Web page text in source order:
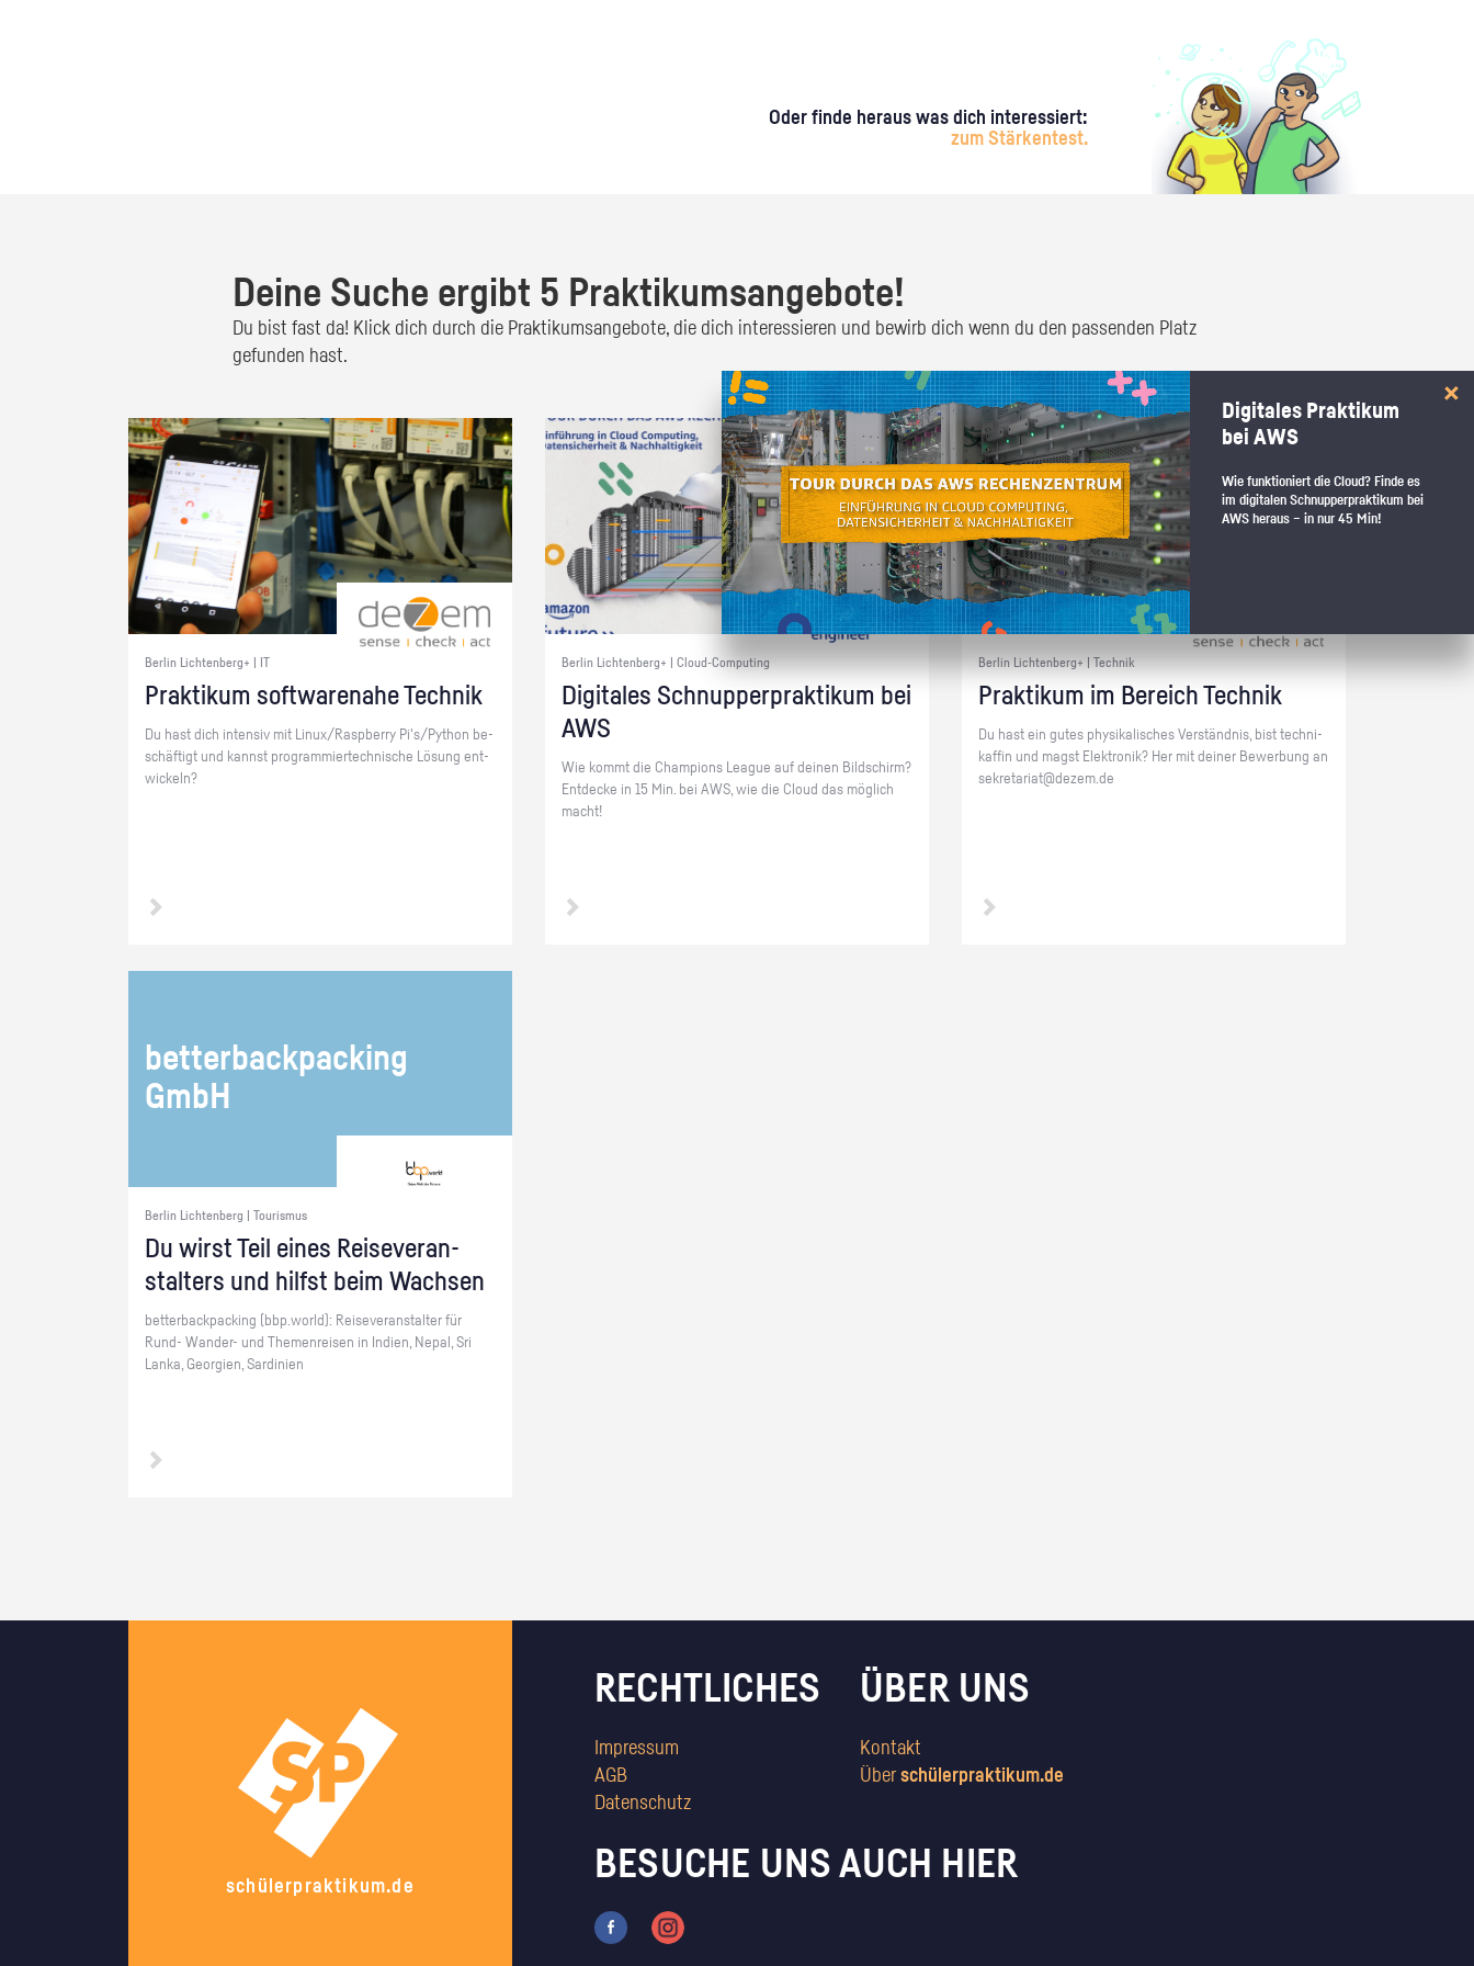
Oder finde heraus was dich interessiert:
zum Stärkentest.
Deine Suche ergibt 5 Praktikumsangebote!
Du bist fast da! Klick dich durch die Praktikumsangebote, die dich interessieren und bewirb dich wenn du den passenden Platz
gefunden hast.
Berlin Lichtenberg+ | IT
Prak­ti­kum soft­ware­na­he Tech­nik
Du hast dich in­ten­siv mit Linux/Raspber­ry Pi's/Py­thon be­
schäf­tigt und kannst pro­gram­mier­tech­ni­sche Lö­sung ent­
wi­ckeln?
Berlin Lichtenberg+ | Cloud-Computing
Di­gi­ta­les Schnup­per­prak­ti­kum bei
AWS
Wie kommt die Cham­pi­ons Le­ague auf dei­nen Bild­schirm?
Ent­de­cke in 15 Min. bei AWS, wie die Cloud das mög­lich
macht!
Berlin Lichtenberg+ | Technik
Prak­ti­kum im Be­reich Tech­nik
Du hast ein gutes phy­si­ka­li­sches Ver­ständ­nis, bist tech­ni­
kaf­fin und magst Elek­tro­nik? Her mit dei­ner Be­wer­bung an
se­kre­ta­ri­at@​dezem.​de
bet­ter­back­packing
GmbH
Berlin Lichtenberg | Tourismus
Du wirst Teil eines Rei­se­ver­an­
stal­ters und hilfst beim Wach­sen
bet­ter­back­packing (bbp.​world): Rei­se­ver­an­stal­ter für
Rund- Wan­der- und The­men­rei­sen in In­di­en, Nepal, Sri
Lanka, Ge­or­gi­en, Sar­di­ni­en
Digitales Praktikum
bei AWS
Wie funktioniert die Cloud? Finde es
im digitalen Schnupperpraktikum bei
AWS heraus – in nur 45 Min!
schülerpraktikum.de
RECHTLICHES
Impressum
AGB
Datenschutz
ÜBER UNS
Kontakt
Überschülerpraktikum.de
BESUCHE UNS AUCH HIER